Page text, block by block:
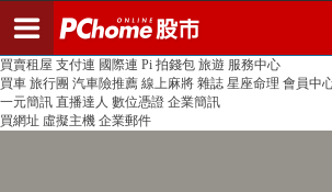
PChome首頁 線上購物 24h購物 書店
買賣租屋 支付連 國際連 Pi 拍錢包 旅遊 服務中心
買車 旅行團 汽車險推薦 線上麻將 雜誌 星座命理 會員中
一元簡訊 直播達人 數位憑證 企業簡訊
買網址 虛擬主機 企業郵件